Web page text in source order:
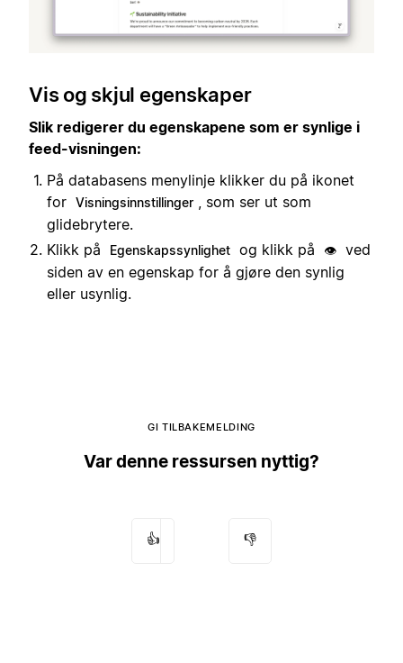
Vis og skjul egenskaper
Slik redigerer du egenskapene som er synlige i
feed-visningen:
På databasens menylinje klikker du på ikonet
for Visningsinnstillinger
, som ser ut som
glidebrytere.
Klikk på
Egenskapssynlighet og klikk på 👁️ ved
siden av en egenskap for å gjøre den synlig
eller usynlig.
GI TILBAKEMELDING
Var denne ressursen nyttig?
👍 👎